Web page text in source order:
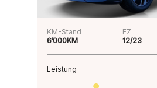
KM-Stand
6’000KM
EZ
12/23
Leistung